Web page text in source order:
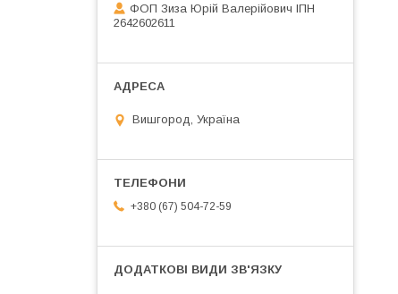
ФОП Зиза Юрій Валерійович ІПН
2642602611
Вишгород, Україна
+380 (67) 504-72-59